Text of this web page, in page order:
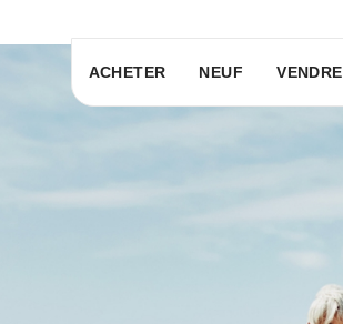
ACHETER NEUF VENDRE